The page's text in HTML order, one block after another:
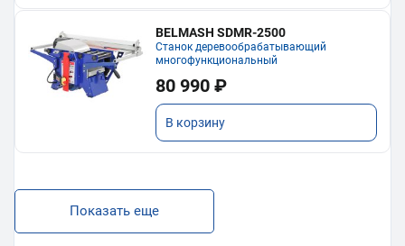
BELMASH SDMR-2500
Станок деревообрабатывающий
многофункциональный
80 990 ₽
В корзину
Показать еще